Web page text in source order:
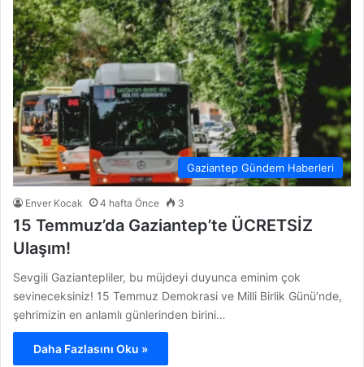
Gaziantep Gündem Haberleri
Enver Kocak 4 hafta Önce 3
15 Temmuz’da Gaziantep’te ÜCRETSİZ
Ulaşım!
Sevgili Gaziantepliler, bu müjdeyi duyunca eminim çok
sevineceksiniz! 15 Temmuz Demokrasi ve Milli Birlik Günü’nde,
şehrimizin en anlamlı günlerinden birini…
Daha Fazlasını Oku »